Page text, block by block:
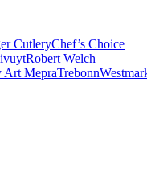
CutleryChef’s Choice
Robert Welch
Art MepraTrebonn